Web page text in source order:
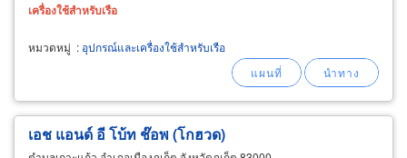
เครื่องใช้สำหรับเรือ
หมวดหมู่ : อุปกรณ์และเครื่องใช้สำหรับเรือ
เอช แอนด์ อี โบ้ท ช๊อพ (โกฮวด)